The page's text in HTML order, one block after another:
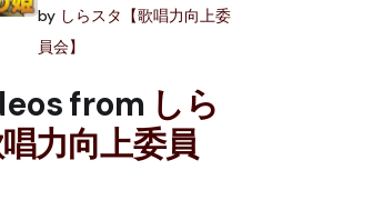
by しらスタ【歌唱力向上委
員会】
from しら
力向上委員